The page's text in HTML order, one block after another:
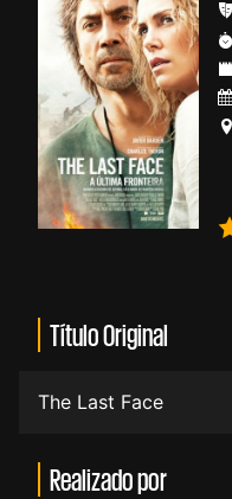
Título Original
The Last Face
Realizado por